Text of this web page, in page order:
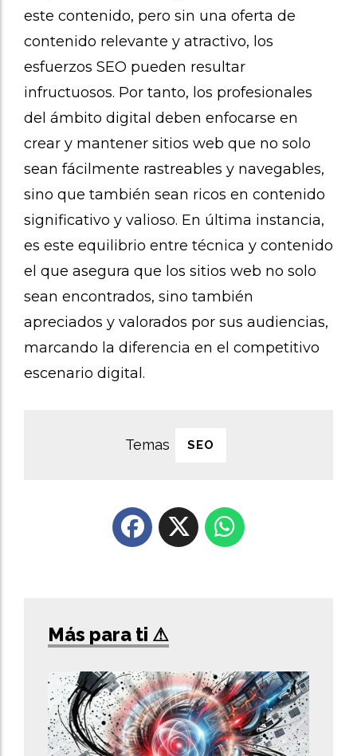
este contenido, pero sin una oferta de
contenido relevante y atractivo, los
esfuerzos SEO pueden resultar
infructuosos. Por tanto, los profesionales
del ámbito digital deben enfocarse en
crear y mantener sitios web que no solo
sean fácilmente rastreables y navegables,
sino que también sean ricos en contenido
significativo y valioso. En última instancia,
es este equilibrio entre técnica y contenido
el que asegura que los sitios web no solo
sean encontrados, sino también
apreciados y valorados por sus audiencias,
marcando la diferencia en el competitivo
escenario digital.
SEO
Más para ti ⚠